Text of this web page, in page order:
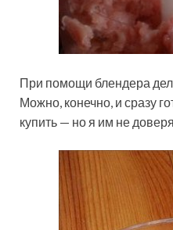
При помощи блендера
Можно, конечно, и сразу
купить — но я им не